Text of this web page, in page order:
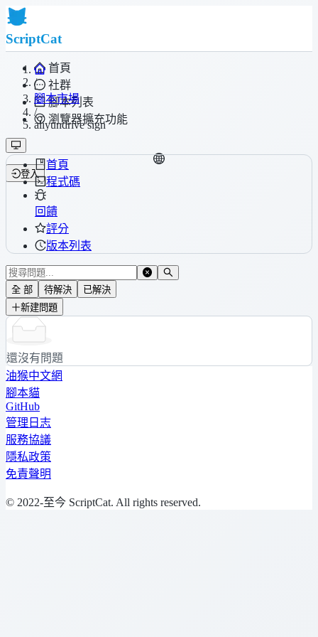
ScriptCat
首頁
社群
腳本列表
瀏覽器擴充功能
登入
/
腳本市場
/
aliyundrive sign
首頁
程式碼
回饋
評分
版本列表
全 部 待解決
已解決
新建問題
還沒有問題
油猴中文網
腳本貓
GitHub
管理日志
服務協議
隱私政策
免責聲明
© 2022-至今 ScriptCat. All rights reserved.